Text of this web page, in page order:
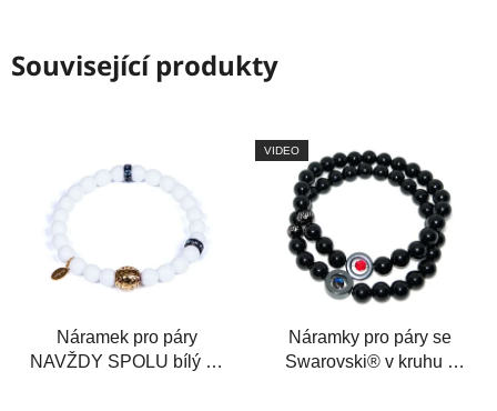
Související produkty
Náramek pro páry
NAVŽDY SPOLU bílý se
VIDEO
Náramky pro páry se
Swarovski® v kruhu z